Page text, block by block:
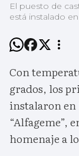
El puesto de
está instalado
Con
grados, los
instalaron en
“Alfageme”,
homenaje a